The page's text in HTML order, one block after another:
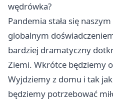
wędrówka?
Pandemia stała się
globalnym
bardziej dramatyczny
Ziemi. Wkrótce będziemy
Wyjdziemy z domu i tak
będziemy potrzebować